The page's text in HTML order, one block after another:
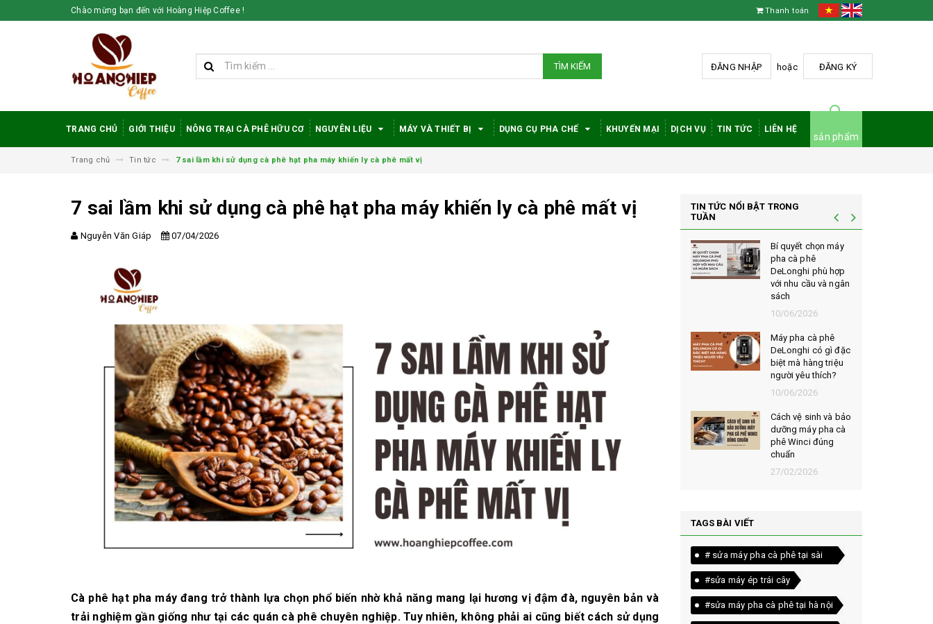
Chào mừng bạn đến với Hoàng Hiệp Coffee ! Thanh toán
TÌM KIẾM ĐĂNG NHẬP hoặc ĐĂNG KÝ
TRANG CHỦ GIỚI THIỆU NÔNG TRẠI CÀ PHÊ HỮU CƠ NGUYÊN LIỆU MÁY VÀ THIẾT BỊ DỤNG CỤ PHA CHẾ KHUYẾN MẠI DỊCH VỤ TIN TỨC LIÊN HỆ
sản phẩm
Trang chủ Tin tức 7 sai lầm khi sử dụng cà phê hạt pha máy khiến ly cà phê mất vị
7 sai lầm khi sử dụng cà phê hạt pha máy khiến ly cà phê mất vị
Nguyễn Văn Giáp 07/04/2026
Cà phê hạt pha máy đang trở thành lựa chọn phổ biến nhờ khả năng mang lại hương vị đậm đà, nguyên bản và
trải nghiệm gần giống như tại các quán cà phê chuyên nghiệp. Tuy nhiên, không phải ai cũng biết cách sử dụng
TIN TỨC NỔI BẬT TRONG
TUẦN
Bí quyết chọn mua
cà phê hạt rang
mộc thơm ngon,
chuẩn vị
10/06/2026
Những tiêu chí đánh
giá một loại bột cà
phê nguyên chất
ngon
10/06/2026
Máy pha cà phê
DeLonghi có gì đặc
biệt mà hàng triệu
người yêu thích?
10/06/2026
Cách vệ sinh và bảo
dưỡng máy pha cà
phê Winci đúng
chuẩn
27/02/2026
Bí quyết chọn mua
cà phê hạt rang
mộc thơm ngon,
chuẩn vị
10/06/2026
Những tiêu chí đánh
phê nguyên chất
ngon
10/06/2026
Bí quyết chọn máy
pha cà phê
DeLonghi phù hợp
với nhu cầu và ngân
sách
10/06/2026
Máy pha cà phê
DeLonghi có gì đặc
biệt mà hàng triệu
người yêu thích?
10/06/2026
Cách vệ sinh và bảo
dưỡng máy pha cà
phê Winci đúng
chuẩn
27/02/2026
TAGS BÀI VIẾT
# sửa máy pha cà phê tại sài
gòn
#sửa máy ép trái cây
#sửa máy pha cà phê tại hà nội